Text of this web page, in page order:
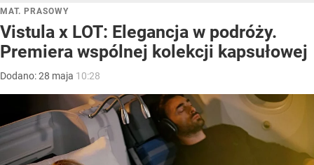
MAT. PRASOWY
Vistula x LOT: Elegancja w podróży.
Premiera wspólnej kolekcji kapsułowej
Dodano:28 maja 10:28